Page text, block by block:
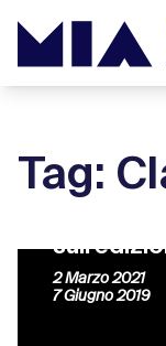
Tag:
2 Marzo 2021
7 Giugno 2019